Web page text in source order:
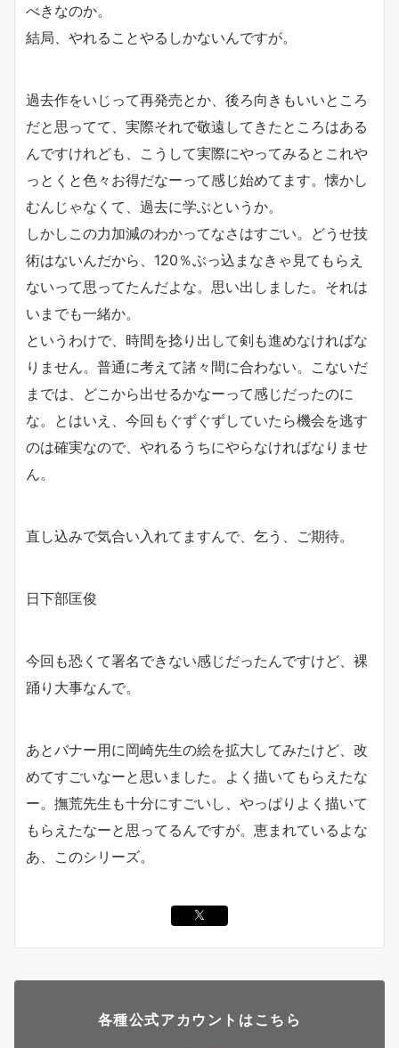
べきなのか。
結局、やれることやるしかないんですが。
過去作をいじって再発売とか、後ろ向きもいいところ
だと思ってて、実際それで敬遠してきたところはある
んですけれども、こうして実際にやってみるとこれや
っとくと色々お得だなーって感じ始めてます。懐かし
むんじゃなくて、過去に学ぶというか。
しかしこの力加減のわかってなさはすごい。どうせ技
術はないんだから、120％ぶっ込まなきゃ見てもらえ
ないって思ってたんだよな。思い出しました。それは
いまでも一緒か。
というわけで、時間を捻り出して剣も進めなければな
りません。普通に考えて諸々間に合わない。こないだ
までは、どこから出せるかなーって感じだったのに
な。とはいえ、今回もぐずぐずしていたら機会を逃す
のは確実なので、やれるうちにやらなければなりませ
ん。
直し込みで気合い入れてますんで、乞う、ご期待。
日下部匡俊
今回も恐くて署名できない感じだったんですけど、裸
踊り大事なんで。
あとバナー用に岡崎先生の絵を拡大してみたけど、改
めてすごいなーと思いました。よく描いてもらえたな
ー。撫荒先生も十分にすごいし、やっぱりよく描いて
もらえたなーと思ってるんですが。恵まれているよな
あ、このシリーズ。
各種公式アカウントはこちら